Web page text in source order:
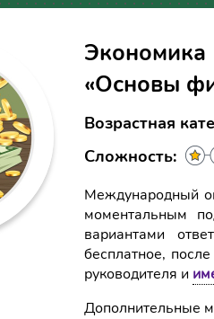
Экономика
«Основы
Возрастная
Сложность:
Международный
моментальным
вариантами
бесплатное,
руководителя и
Дополнительные